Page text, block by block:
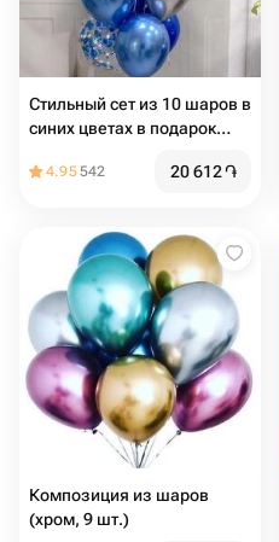
Стильный сет из 10 шаров в
синих цветах в подарок
4.95542 20 612֏
Композиция из шаров
(хром, 9 шт.)